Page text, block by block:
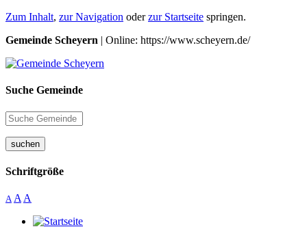
Zum Inhalt, zur Navigation oderzur Startseite springen.
Gemeinde Scheyern | Online: https://www.scheyern.de/
Suche Gemeinde
suchen
Schriftgröße
A A A